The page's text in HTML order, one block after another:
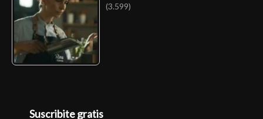
(3.599)
Suscribite gratis